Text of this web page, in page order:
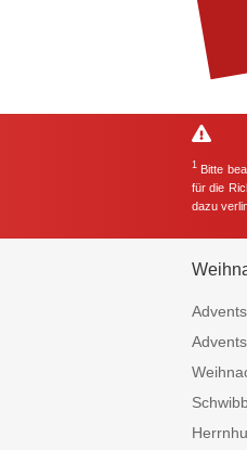
1 Bitte
für die
dazu